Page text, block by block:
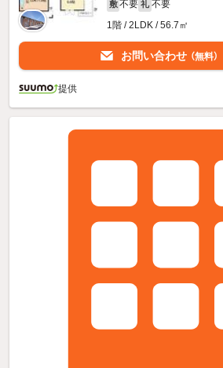
敷 不要 礼 不要
1階 / 2LDK / 56.7㎡
お問い合わせ （無料）
提供